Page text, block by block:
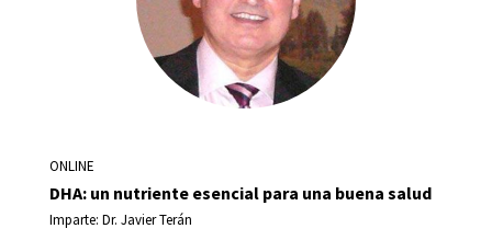
ONLINE
DHA: un nutriente esencial para una buena salud
Imparte: Dr. Javier Terán